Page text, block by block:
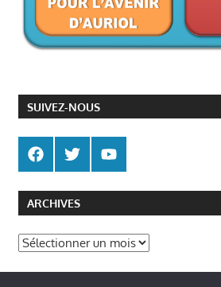
SUIVEZ-NOUS
ARCHIVES
Archives